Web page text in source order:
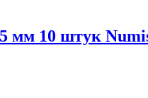
мм 10 штук